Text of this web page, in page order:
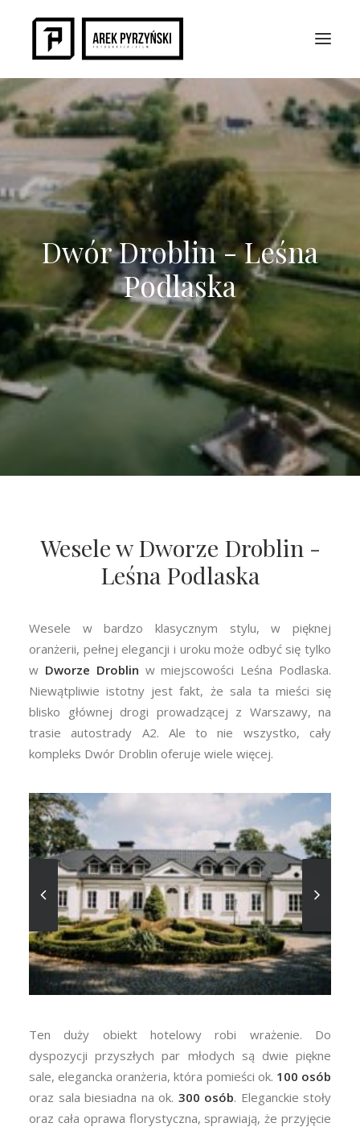
Dwór Droblin - Leśna
Podlaska
Wesele w Dworze Droblin -
Leśna Podlaska
Wesele w bardzo klasycznym stylu, w pięknej
oranżerii, pełnej elegancji i uroku może odbyć się tylko
w Dworze Droblin w miejscowości Leśna Podlaska.
Niewątpliwie istotny jest fakt, że sala ta mieści się
blisko głównej drogi prowadzącej z Warszawy, na
trasie autostrady A2. Ale to nie wszystko, cały
kompleks Dwór Droblin oferuje wiele więcej.
Ten duży obiekt hotelowy robi wrażenie. Do
dyspozycji przyszłych par młodych są dwie piękne
sale, elegancka oranżeria, która pomieści ok. 100 osób
oraz sala biesiadna na ok. 300 osób. Eleganckie stoły
oraz cała oprawa florystyczna, sprawiają, że przyjęcie